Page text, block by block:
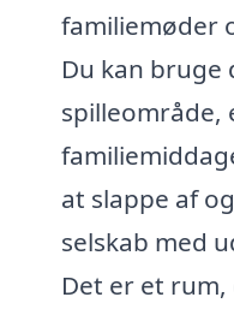
familiemøder
Du kan bruge
spilleområde,
at slappe af
selskab med
Det er et